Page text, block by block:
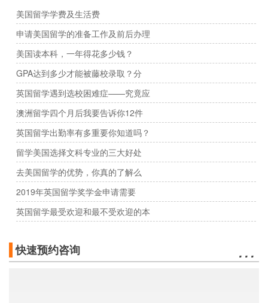
美国留学学费及生活费
申请美国留学的准备工作及前后办理
美国读本科，一年得花多少钱？
GPA达到多少才能被藤校录取？分
英国留学遇到选校困难症——究竟应
澳洲留学四个月后我要告诉你12件
英国留学出勤率有多重要你知道吗？
留学美国选择文科专业的三大好处
去美国留学的优势，你真的了解么
2019年英国留学奖学金申请需要
英国留学最受欢迎和最不受欢迎的本
快速预约咨询 …